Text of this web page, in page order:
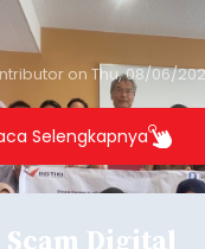
University, Jepang.
on Thu, 08/06/
Selengkapnya
Digital